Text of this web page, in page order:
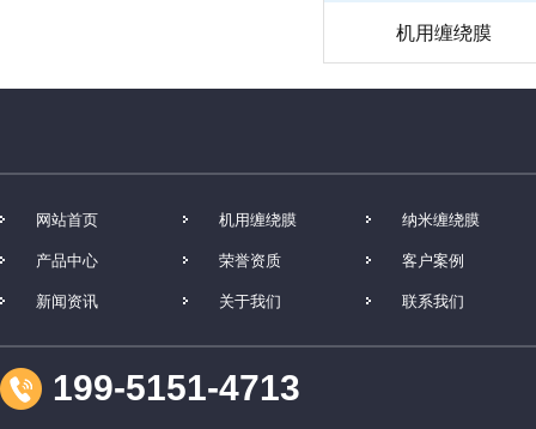
机用缠绕膜
网站首页 机用缠绕膜
纳米缠绕膜
产品中心
荣誉资质
客户案例
新闻资讯
关于我们 联系我们
199-5151-4713